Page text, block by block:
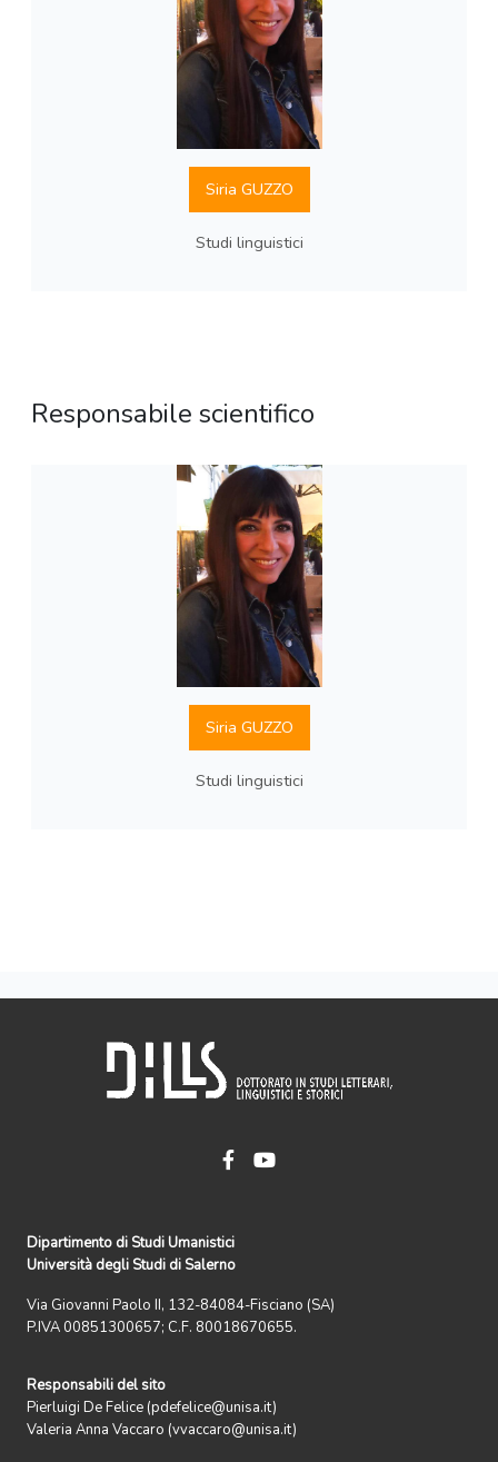
Siria GUZZO
Studi linguistici
Responsabile scientifico
Siria GUZZO
Studi linguistici
Dipartimento di Studi Umanistici
Università degli Studi di Salerno
Via Giovanni Paolo II, 132-84084-Fisciano (SA)
P.IVA 00851300657; C.F. 80018670655.
Responsabili del sito
Pierluigi De Felice (pdefelice@unisa.it)
Valeria Anna Vaccaro (vvaccaro@unisa.it)